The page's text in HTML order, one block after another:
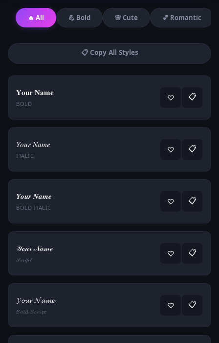
🔥 All 💪 Bold 🌸 Cute 💕 Romantic
📋 Copy All Styles
𝐘𝐨𝐮𝐫 𝐍𝐚𝐦𝐞
BOLD
♡ 📋
𝑌𝑜𝑢𝑟 𝑁𝑎𝑚𝑒
ITALIC
♡ 📋
𝒀𝒐𝒖𝒓 𝑵𝒂𝒎𝒆
BOLD ITALIC
♡ 📋
𝒴ℴ𝓊𝓇 𝒩𝒶𝓂ℯ
𝒮𝒸𝓇𝒾𝓅𝓉
♡ 📋
𝓨𝓸𝓾𝓻 𝓝𝓪𝓶𝓮
𝓑𝓸𝓵𝓭 𝓢𝓬𝓻𝓲𝓹𝓽
♡ 📋